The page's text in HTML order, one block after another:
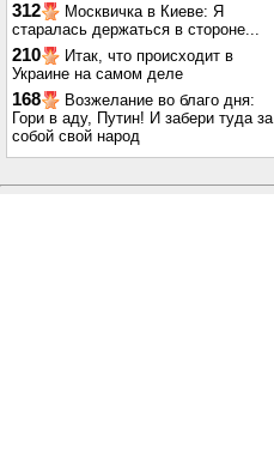
312
Москвичка в Киеве: Я
старалась держаться в стороне...
210
Итак, что происходит в
Украине на самом деле
168
Возжелание во благо дня:
Гори в аду, Путин! И забери туда за
собой свой народ